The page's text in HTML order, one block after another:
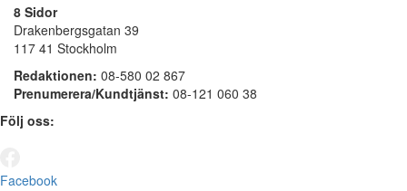
8 Sidor
Drakenbergsgatan 39
117 41 Stockholm
Redaktionen: 08-580 02 867
Prenumerera/Kundtjänst: 08-121 060 38
Följ oss:
Facebook